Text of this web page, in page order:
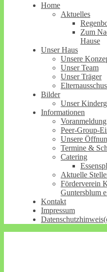
Home
Aktuelles
Zum
Hause
Unser Haus
Unsere
Unser Team
Unser Träger
Bilder
Unser
Informationen
Voranmeldung
Peer-Group-
Unsere
Termine &
Catering
Aktuelle
Förderverein
Guntersblum
Kontakt
Impressum